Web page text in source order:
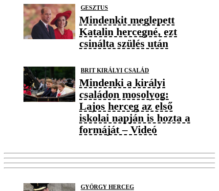
GESZTUS
Mindenkit meglepett
Katalin hercegné, ezt
csinálta szülés után
BRIT KIRÁLYI CSALÁD
Mindenki a királyi
családon mosolyog:
Lajos herceg az első
iskolai napján is hozta a
formáját – Videó
GYÖRGY HERCEG